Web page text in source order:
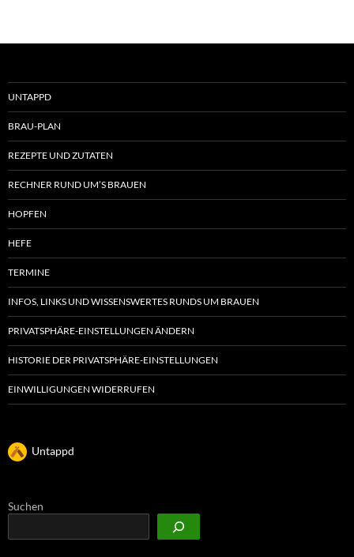
UNTAPPD
BRAU-PLAN
REZEPTE UND ZUTATEN
RECHNER RUND UM’S BRAUEN
HOPFEN
HEFE
TERMINE
INFOS, LINKS UND WISSENSWERTES RUNDS UM BRAUEN
PRIVATSPHÄRE-EINSTELLUNGEN ÄNDERN
HISTORIE DER PRIVATSPHÄRE-EINSTELLUNGEN
EINWILLIGUNGEN WIDERRUFEN
Untappd
Suchen